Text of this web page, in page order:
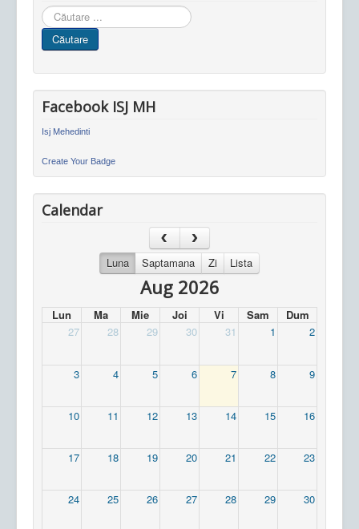
Cauta
in
site
Căutare
Facebook ISJ MH
Isj Mehedinti
Create Your Badge
Calendar
Luna Saptamana Zi Lista
Aug 2026
Lun Ma Mie Joi Vi Sam
Dum
27
28 29 30 31 1 2
3 4 5 6 7 8 9
10 11 12 13 14 15 16
17 18 19 20 21 22 23
24 25 26 27 28 29 30